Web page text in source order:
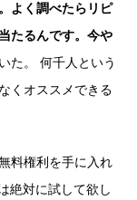
よく調べたらリピ
たるんです。今や
た。 何千人という
くオススメできる
料権利を手に入れ
絶対に試して欲し